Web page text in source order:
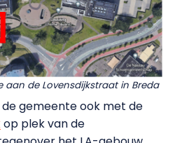
aan de Lovensdijkstraat in Breda
gemeente ook met de
op plek van de